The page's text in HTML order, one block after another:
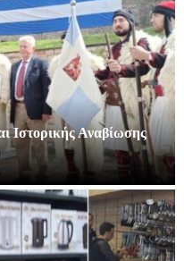
Ιστορικής Αναβίωσης